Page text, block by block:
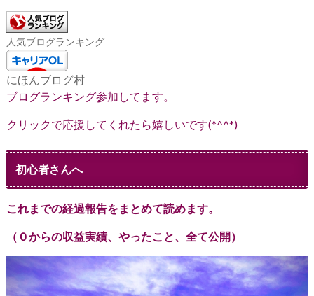
人気ブログランキング
にほんブログ村
ブログランキング参加してます。
クリックで応援してくれたら嬉しいです(*^^*)
初心者さんへ
これまでの経過報告をまとめて読めます。
（０からの収益実績、やったこと、全て公開）